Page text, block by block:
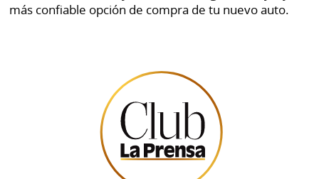
más confiable opción de compra de tu nuevo auto.